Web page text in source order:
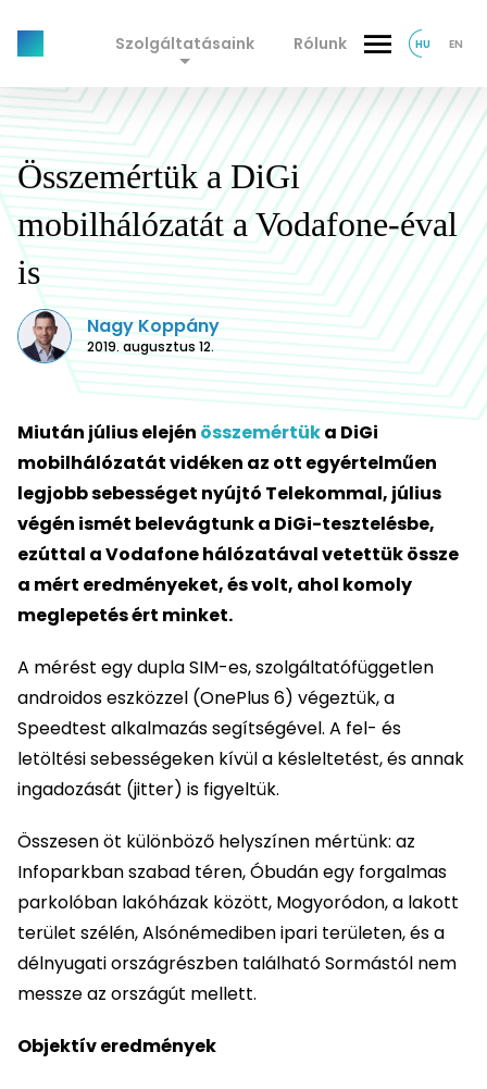
Szolgáltatásaink Rólunk HU EN
Összemértük a DiGi
mobilhálózatát a Vodafone-éval
is
Nagy Koppány
2019. augusztus 12.
Miután július elején összemértüka DiGi
mobilhálózatát vidéken az ott egyértelműen
legjobb sebességet nyújtó Telekommal, július
végén ismét belevágtunk a DiGi-tesztelésbe,
ezúttal a Vodafone hálózatával vetettük össze
a mért eredményeket, és volt, ahol komoly
meglepetés ért minket.
A mérést egy dupla SIM-es, szolgáltatófüggetlen
androidos eszközzel (OnePlus 6) végeztük, a
Speedtest alkalmazás segítségével. A fel- és
letöltési sebességeken kívül a késleltetést, és annak
ingadozását (jitter) is figyeltük.
Összesen öt különböző helyszínen mértünk: az
Infoparkban szabad téren, Óbudán egy forgalmas
parkolóban lakóházak között, Mogyoródon, a lakott
terület szélén, Alsónémediben ipari területen, és a
délnyugati országrészben található Sormástól nem
messze az országút mellett.
Objektív eredmények